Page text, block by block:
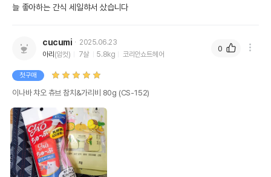
늘 좋아하는 간식 세일햐서 샀습니다
cucumi
2025.06.23
아리 (암컷) 7살 5.8kg 코리안쇼트헤어
첫구매
이나바 챠오 츄브 참치&가리비 80g (CS-152)
0